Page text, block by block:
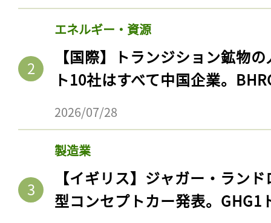
エネルギー・資源
【国際】トランジション鉱物
ト10社はすべて中国企業。
2026/07/28
製造業
【イギリス】ジャガー・ラン
型コンセプトカー発表。GHG1